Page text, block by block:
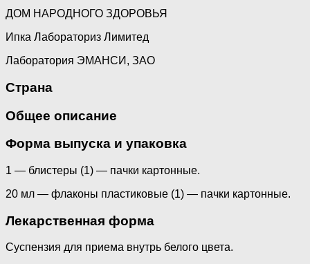
ДОМ НАРОДНОГО ЗДОРОВЬЯ
Ипка Лабораториз Лимитед
Лаборатория ЭМАНСИ, ЗАО
Страна
Общее описание
Форма выпуска и упаковка
1 — блистеры (1) — пачки картонные.
20 мл — флаконы пластиковые (1) — пачки картонные.
Лекарственная форма
Суспензия для приема внутрь белого цвета.